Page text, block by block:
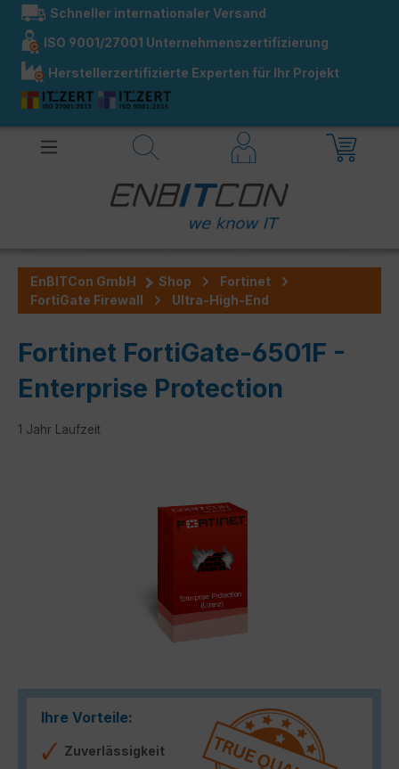
springen
Schneller internationaler Versand
ISO 9001/27001 Unternehmenszertifizierung
Herstellerzertifizierte Experten für Ihr Projekt
EnBITCon GmbH Shop
Fortinet
FortiGate Firewall
Ultra-High-End
Fortinet FortiGate-6501F -
Enterprise Protection
1 Jahr Laufzeit
Ihre Vorteile:
Zuverlässigkeit